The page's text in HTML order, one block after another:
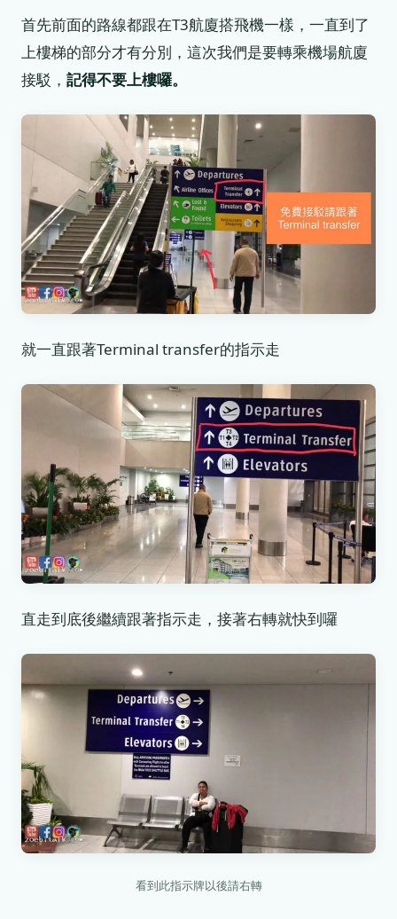
首先前面的路線都跟在T3航廈搭飛機一樣，一直到了
上樓梯的部分才有分別，這次我們是要轉乘機場航廈
接駁， 記得不要上樓囉。
就一直跟著Terminal transfer的指示走
直走到底後繼續跟著指示走，接著右轉就快到囉
看到此指示牌以後請右轉